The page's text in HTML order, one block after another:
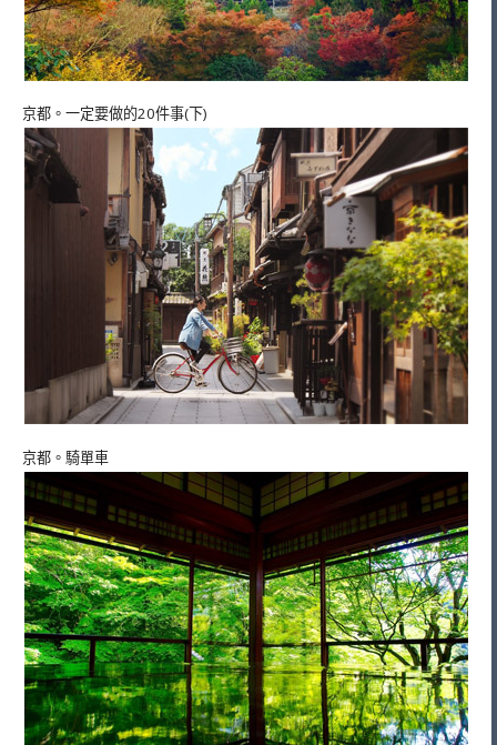
京都。一定要做的20件事(下)
京都。騎單車